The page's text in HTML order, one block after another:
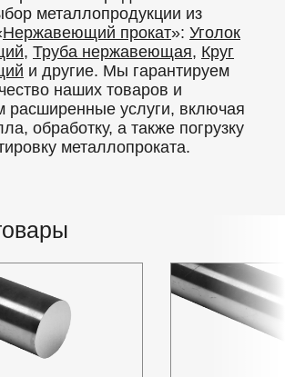
металлопродукции из
Нержавеющий прокат»: Уголок
, Труба нержавеющая, Круг
и другие. Мы гарантируем
наших товаров и
расширенные услуги, включая
обработку, а также погрузку
металлопроката.